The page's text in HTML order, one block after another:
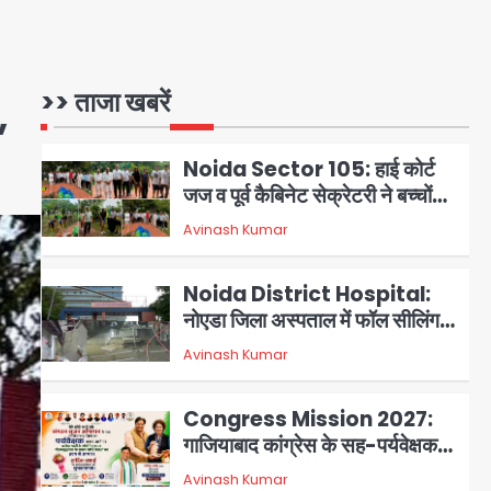
>> ताजा खबरें
2
Noida Sector 105: हाई कोर्ट
जज व पूर्व कैबिनेट सेक्रेटरी ने बच्चों
संग चलाया सफाई अभियान, 160
किलो कूड़ा हटाया
Avinash Kumar
3
Noida District Hospital:
नोएडा जिला अस्पताल में फॉल सीलिंग
गिरी, गायनो OT गैलरी में बड़ा हादसा
टला; मरीजों की सुरक्षा पर उठे सवाल
Avinash Kumar
4
Congress Mission 2027:
गाजियाबाद कांग्रेस के सह-पर्यवेक्षक
बने सतेन्द्र शर्मा, गौतमबुद्धनगर नेताओं
ने जताया आभार
Avinash Kumar